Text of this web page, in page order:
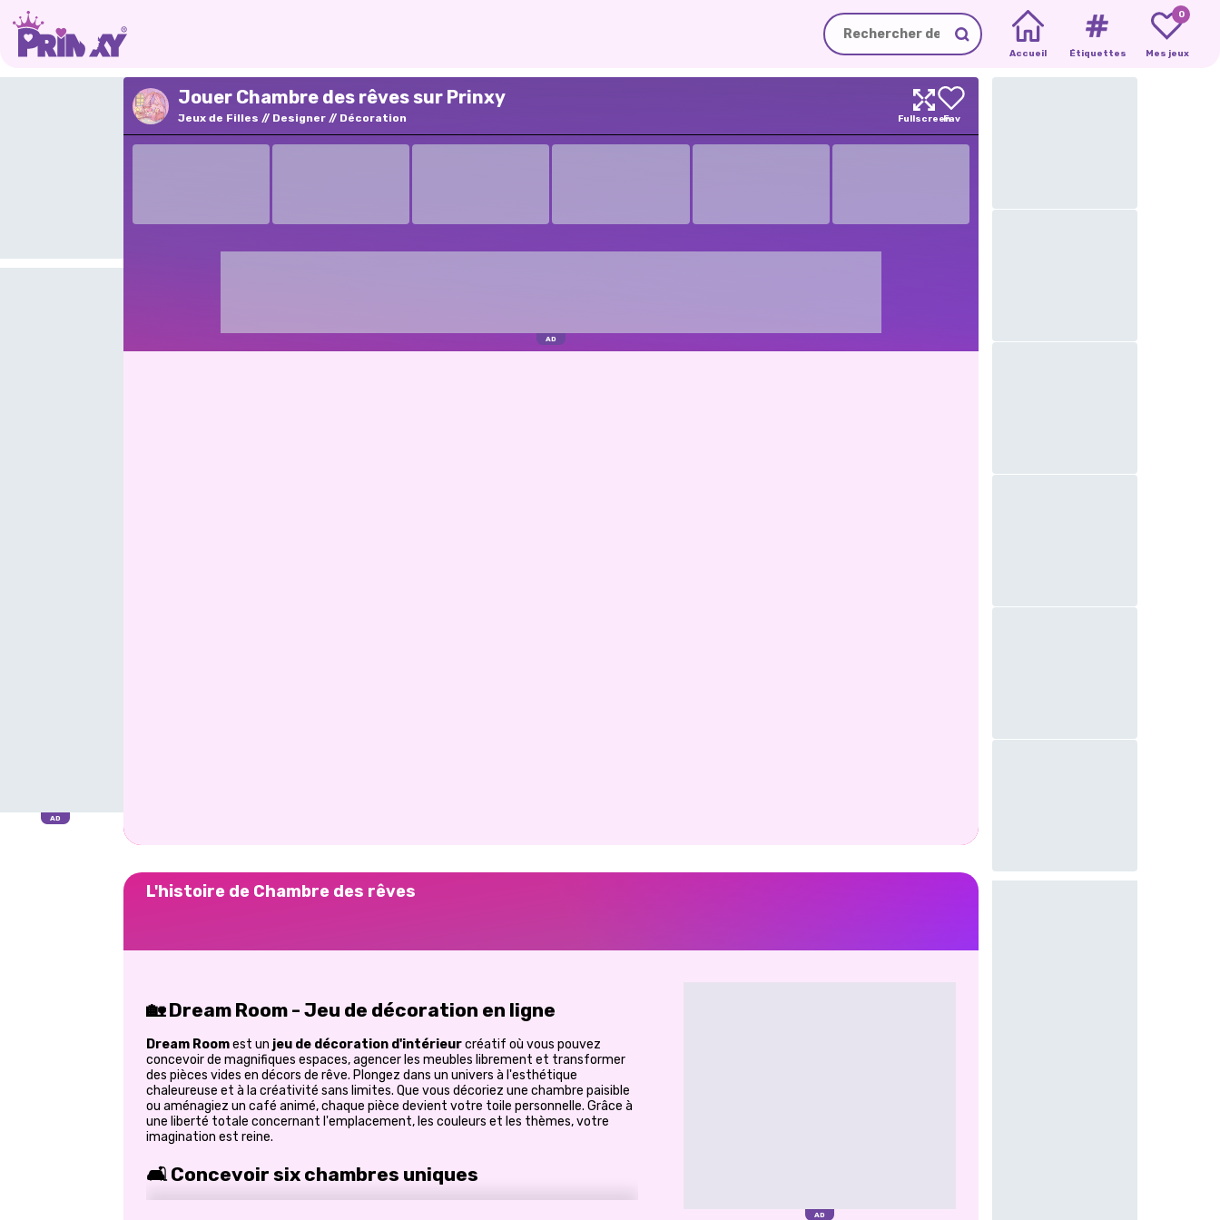
Accueil Étiquettes
0
Mes jeux
Jouer Chambre des rêves sur Prinxy
Jeux de Filles Designer Décoration
L'histoire de Chambre des rêves
🏡 Dream Room - Jeu de décoration en ligne
Dream Roomest un jeu de décoration d'intérieurcréatif où vous pouvez
concevoir de magnifiques espaces, agencer les meubles librement et transformer
des pièces vides en décors de rêve. Plongez dans un univers à l'esthétique
chaleureuse et à la créativité sans limites. Que vous décoriez une chambre paisible
ou aménagiez un café animé, chaque pièce devient votre toile personnelle. Grâce à
une liberté totale concernant l'emplacement, les couleurs et les thèmes, votre
imagination est reine.
🛋️ Concevoir six chambres uniques